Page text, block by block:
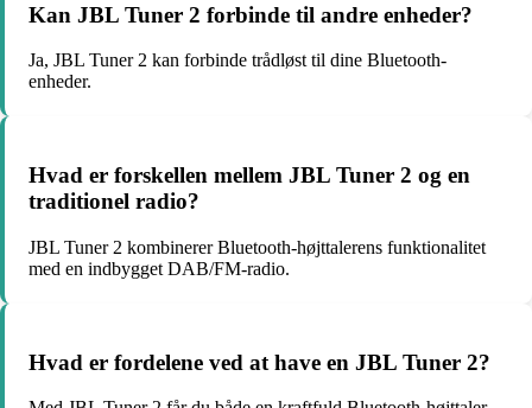
Kan JBL Tuner 2 forbinde til andre enheder?
Ja, JBL Tuner 2 kan forbinde trådløst til dine Bluetooth-
enheder.
Hvad er forskellen mellem JBL Tuner 2 og en
traditionel radio?
JBL Tuner 2 kombinerer Bluetooth-højttalerens funktionalitet
med en indbygget DAB/FM-radio.
Hvad er fordelene ved at have en JBL Tuner 2?